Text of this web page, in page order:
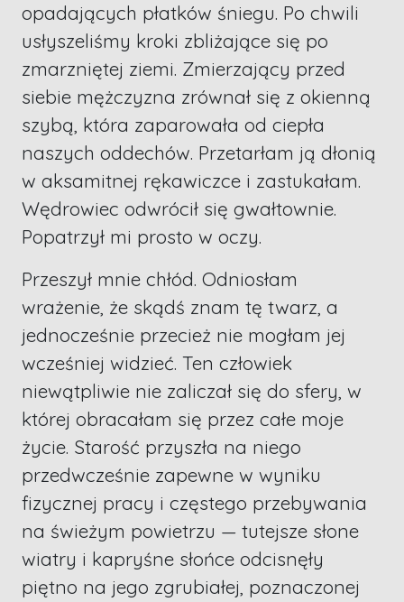
opadających płatków śniegu. Po chwili
usłyszeliśmy kroki zbliżające się po
zmarzniętej ziemi. Zmierzający przed
siebie mężczyzna zrównał się z okienną
szybą, która zaparowała od ciepła
naszych oddechów. Przetarłam ją dłonią
w aksamitnej rękawiczce i zastukałam.
Wędrowiec odwrócił się gwałtownie.
Popatrzył mi prosto w oczy.
Przeszył mnie chłód. Odniosłam
wrażenie, że skądś znam tę twarz, a
jednocześnie przecież nie mogłam jej
wcześniej widzieć. Ten człowiek
niewątpliwie nie zaliczał się do sfery, w
której obracałam się przez całe moje
życie. Starość przyszła na niego
przedwcześnie zapewne w wyniku
fizycznej pracy i częstego przebywania
na świeżym powietrzu — tutejsze słone
wiatry i kapryśne słońce odcisnęły
piętno na jego zgrubiałej, poznaczonej